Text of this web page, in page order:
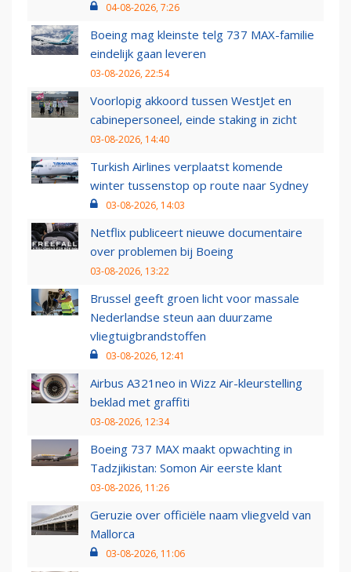
04-08-2026, 7:26
Boeing mag kleinste telg 737 MAX-familie
eindelijk gaan leveren
03-08-2026, 22:54
Voorlopig akkoord tussen WestJet en
cabinepersoneel, einde staking in zicht
03-08-2026, 14:40
Turkish Airlines verplaatst komende
winter tussenstop op route naar Sydney
03-08-2026, 14:03
Netflix publiceert nieuwe documentaire
over problemen bij Boeing
03-08-2026, 13:22
Brussel geeft groen licht voor massale
Nederlandse steun aan duurzame
vliegtuigbrandstoffen
03-08-2026, 12:41
Airbus A321neo in Wizz Air-kleurstelling
beklad met graffiti
03-08-2026, 12:34
Boeing 737 MAX maakt opwachting in
Tadzjikistan: Somon Air eerste klant
03-08-2026, 11:26
Geruzie over officiële naam vliegveld van
Mallorca
03-08-2026, 11:06